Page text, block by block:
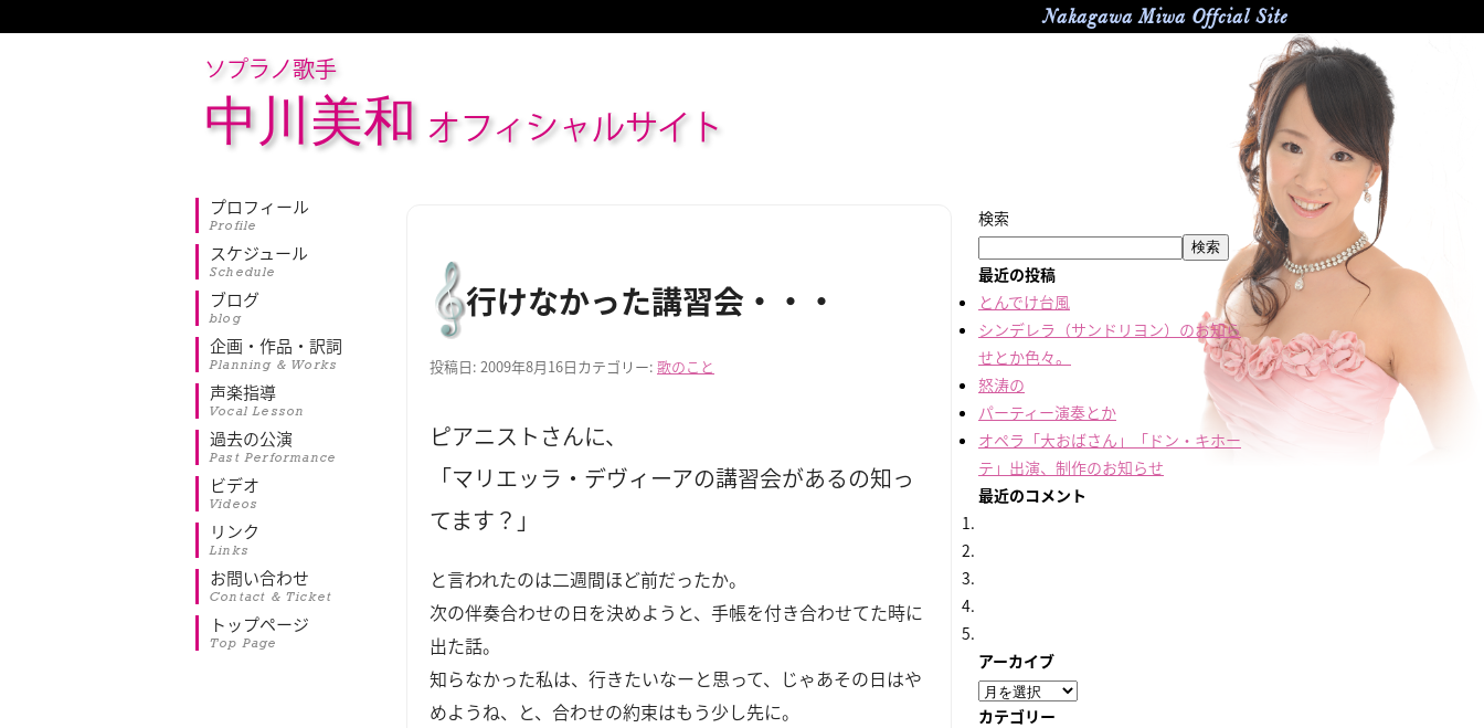
Nakagawa Miwa Offcial Site
ソプラノ歌手
中川美和 オフィシャルサイト
プロフィール
Profile
スケジュール
Schedule
ブログ
blog
企画・作品・訳詞
Planning & Works
声楽指導
Vocal Lesson
過去の公演
Past Performance
ビデオ
Videos
リンク
Links
お問い合わせ
Contact & Ticket
トップページ
Top Page
行けなかった講習会・・・
投稿日: 2009年8月16日カテゴリー: 歌のこと
ピアニストさんに、
「マリエッラ・デヴィーアの講習会があるの知っ
てます？」
と言われたのは二週間ほど前だったか。
次の伴奏合わせの日を決めようと、手帳を付き合わせてた時に
出た話。
知らなかった私は、行きたいなーと思って、じゃあその日はや
めようね、と、合わせの約束はもう少し先に。
検索
検索
最近の投稿
とんでけ台風
シンデレラ（サンドリヨン）のお知ら
せとか色々。
怒涛の
パーティー演奏とか
オペラ「大おばさん」「ドン・キホー
テ」出演、制作のお知らせ
最近のコメント
アーカイブ
ア
ー
カテゴリー